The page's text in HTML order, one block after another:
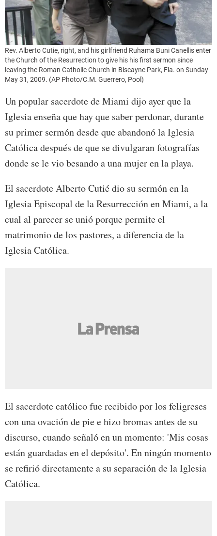
Rev. Alberto Cutie, right, and his girlfriend Ruhama Buni Canellis enter
the Church of the Resurrection to give his his first sermon since
leaving the Roman Catholic Church in Biscayne Park, Fla. on Sunday
May 31, 2009. (AP Photo/C.M. Guerrero, Pool)
Un popular sacerdote de Miami dijo ayer que la
Iglesia enseña que hay que saber perdonar, durante
su primer sermón desde que abandonó la Iglesia
Católica después de que se divulgaran fotografías
donde se le vio besando a una mujer en la playa.
El sacerdote Alberto Cutié dio su sermón en la
Iglesia Episcopal de la Resurrección en Miami, a la
cual al parecer se unió porque permite el
matrimonio de los pastores, a diferencia de la
Iglesia Católica.
El sacerdote católico fue recibido por los feligreses
con una ovación de pie e hizo bromas antes de su
discurso, cuando señaló en un momento: 'Mis cosas
están guardadas en el depósito'. En ningún momento
se refirió directamente a su separación de la Iglesia
Católica.